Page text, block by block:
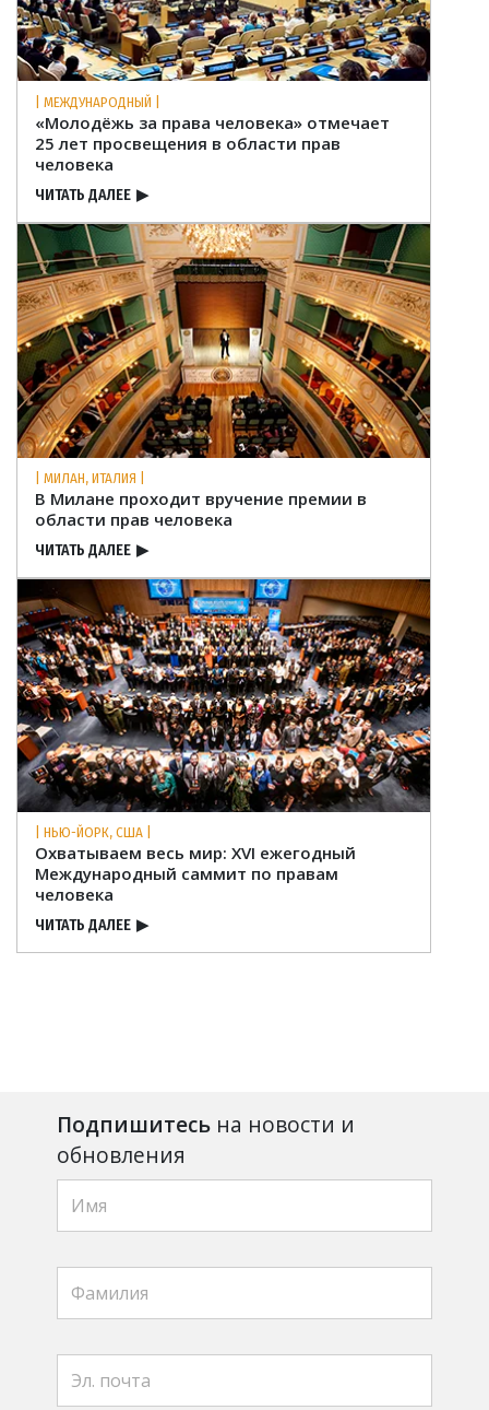
| МЕЖДУНАРОДНЫЙ |
«Молодёжь за права человека» отмечает
25 лет просвещения в области прав
человека
ЧИТАТЬ ДАЛЕЕ ▶
| МИЛАН, ИТАЛИЯ |
В Милане проходит вручение премии в
области прав человека
ЧИТАТЬ ДАЛЕЕ ▶
| НЬЮ-ЙОРК, США |
Охватываем весь мир: XVI ежегодный
Международный саммит по правам
человека
ЧИТАТЬ ДАЛЕЕ ▶
Подпишитесь на новости и
обновления